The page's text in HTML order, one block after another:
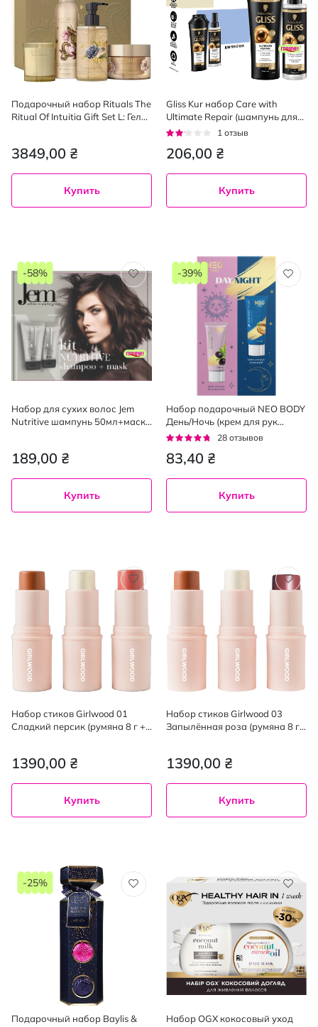
Подарочный набор Rituals The
Ritual Of Intuitia Gift Set L: Гель
3849,00 ₴
Купить
Gliss Kur набор Care with
Ultimate Repair (шампунь для
волос, 400 мл+бальзам для
Рейтинг:
1 отзыв
206,00 ₴
Купить
Набор для сухих волос Jem
Nutritive шампунь 50мл+маска
189,00 ₴
-58%
Купить
Набор подарочный NEO BODY
День/Ночь (крем для рук
увлажняющий 75 мл + крем
Рейтинг:
28 отзывов
83,40 ₴
-39%
Купить
Набор стиков Girlwood 01
Сладкий персик (румяна 8 г +
1390,00 ₴
Купить
Набор стиков Girlwood 03
Запылённая роза (румяна 8 г
1390,00 ₴
Купить
Подарочный набор Baylis &
-25%
Набор OGX кокосовый уход